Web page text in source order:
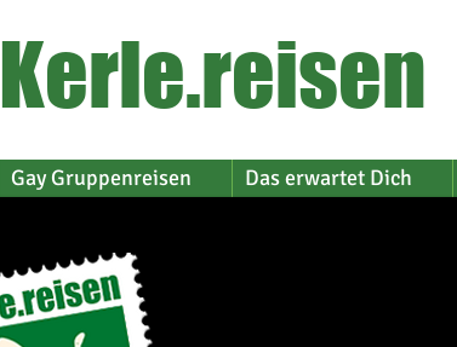
Kerle.reisen
Gay Gruppenreisen Das erwartet Dich